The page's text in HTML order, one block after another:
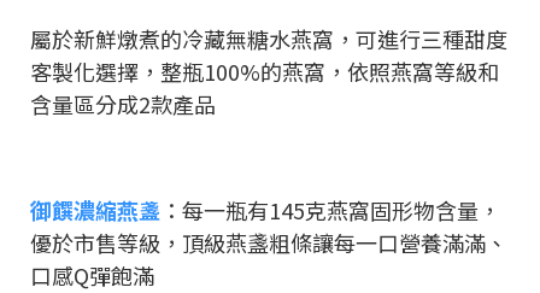
屬於新鮮燉煮的冷藏無糖水燕窩，可進行三種甜度
客製化選擇，整瓶100%的燕窩，依照燕窩等級和
含量區分成2款產品
御饌濃縮燕盞 ：每一瓶有145克燕窩固形物含量，
優於市售等級，頂級燕盞粗條讓每一口營養滿滿、
口感Q彈飽滿